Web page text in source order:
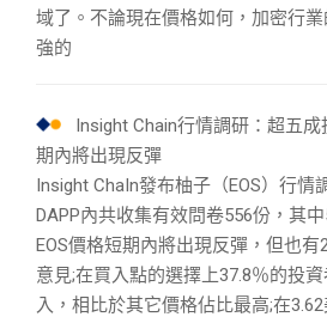
域了。不論現在價格如何，加密行
強的
Insight Chain行情調研：超五成
期內將出現反彈
Insight ChaIn發布柚子（EOS）行情
DAPP內共收集有效問卷556份，其
EOS價格短期內將出現反彈，但也
意見;在買入點的選擇上37.8％的投
入，相比於其它價格佔比最高;在